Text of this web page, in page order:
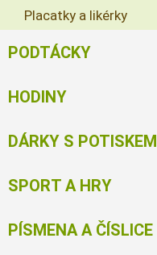
Placatky a likérky
PODTÁCKY
HODINY
DÁRKY S POTISKEM
SPORT A HRY
PÍSMENA A ČÍSLICE